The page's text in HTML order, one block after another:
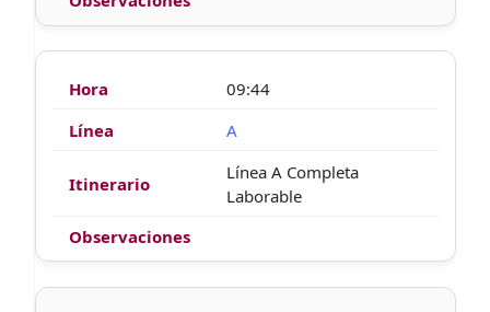
09:44
A
Línea A Completa
Laborable